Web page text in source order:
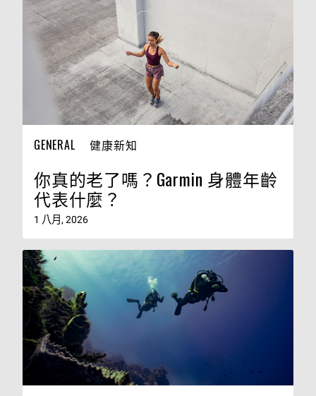
GENERAL 健康新知
你真的老了嗎？Garmin 身體年齡
代表什麼？
1 八月, 2026